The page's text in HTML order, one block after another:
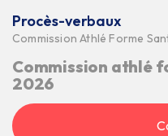
Procès-verbaux
Commission Athlé Forme
Commission athlé
2026